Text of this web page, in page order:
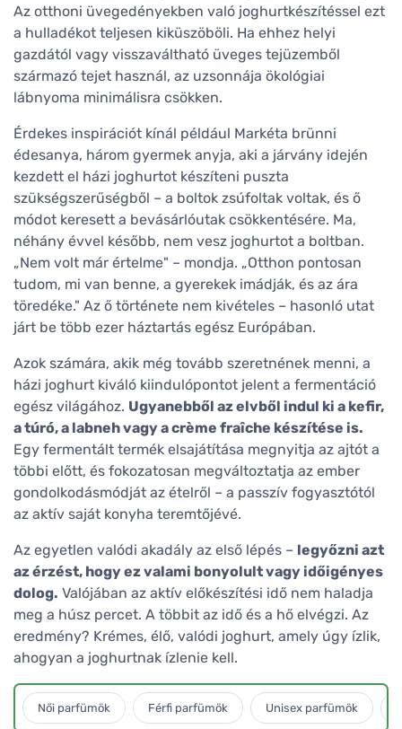
Az otthoni üvegedényekben való joghurtkészítéssel ezt
a hulladékot teljesen kiküszöböli. Ha ehhez helyi
gazdától vagy visszaváltható üveges tejüzemből
származó tejet használ, az uzsonnája ökológiai
lábnyoma minimálisra csökken.
Érdekes inspirációt kínál például Markéta brünni
édesanya, három gyermek anyja, aki a járvány idején
kezdett el házi joghurtot készíteni puszta
szükségszerűségből – a boltok zsúfoltak voltak, és ő
módot keresett a bevásárlóutak csökkentésére. Ma,
néhány évvel később, nem vesz joghurtot a boltban.
„Nem volt már értelme" – mondja. „Otthon pontosan
tudom, mi van benne, a gyerekek imádják, és az ára
töredéke." Az ő története nem kivételes – hasonló utat
járt be több ezer háztartás egész Európában.
Azok számára, akik még tovább szeretnének menni, a
házi joghurt kiváló kiindulópontot jelent a fermentáció
egész világához. Ugyanebből az elvből indul ki a kefir,
a túró, a labneh vagy a crème fraîche készítése is.
Egy fermentált termék elsajátítása megnyitja az ajtót a
többi előtt, és fokozatosan megváltoztatja az ember
gondolkodásmódját az ételről – a passzív fogyasztótól
az aktív saját konyha teremtőjévé.
Az egyetlen valódi akadály az első lépés – legyőzni azt
az érzést, hogy ez valami bonyolult vagy időigényes
dolog. Valójában az aktív előkészítési idő nem haladja
meg a húsz percet. A többit az idő és a hő elvégzi. Az
eredmény? Krémes, élő, valódi joghurt, amely úgy ízlik,
ahogyan a joghurtnak ízlenie kell.
Női parfümök Férfi parfümök Unisex parfümök